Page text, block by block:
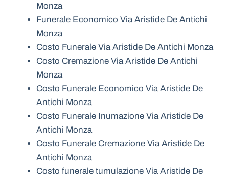
Monza
Funerale Economico Via Aristide De Antichi
Monza
Costo Funerale Via Aristide De Antichi Monza
Costo Cremazione Via Aristide De Antichi
Monza
Costo Funerale Economico Via Aristide De
Antichi Monza
Costo Funerale Inumazione Via Aristide De
Antichi Monza
Costo Funerale Cremazione Via Aristide De
Antichi Monza
Costo funerale tumulazione Via Aristide De